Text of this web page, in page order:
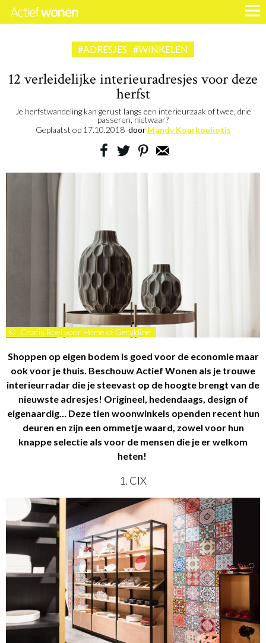
#ADRESJES #WINKELEN
12 verleidelijke interieuradresjes voor deze
herfst
Je herfstwandeling kan gerust langs een interieurzaak of twee, drie
passeren, nietwaar?
Geplaatst op 17.10.2018 door Mandy Kourkouliotis
© Charis Boel voor Home of Geraldine
Shoppen op eigen bodem is goed voor de economie maar
ook voor je thuis. Beschouw Actief Wonen als je trouwe
interieurradar die je steevast op de hoogte brengt van de
nieuwste adresjes! Origineel, hedendaags, design of
eigenaardig… Deze tien woonwinkels openden recent hun
deuren en zijn een ommetje waard, zowel voor hun
knappe selectie als voor de mensen die je er welkom
heten!
1. CIX